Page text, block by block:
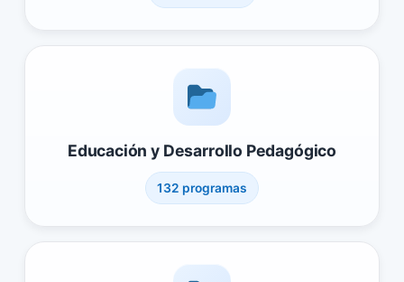
Educación y Desarrollo Pedagógico
132 programas